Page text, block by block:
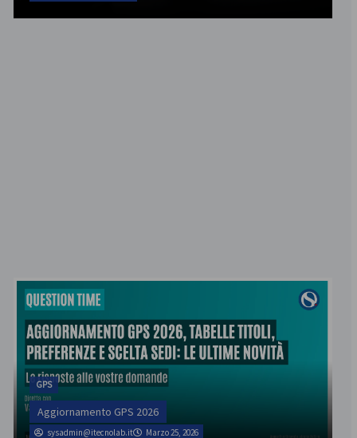
GPS
Aggiornamento GPS 2026
sysadmin@itecnolab.it Marzo 25, 2026